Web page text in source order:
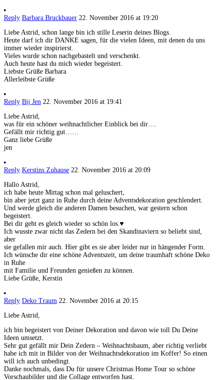
Reply Barbara Bruckbauer 22. November 2016 at 19:20
Liebe Astrid, schon lange bin ich stille Leserin deines Blogs.
Heute darf ich dir DANKE sagen, für die vielen Ideen, mit denen du uns
immer wieder inspirierst.
Vieles wurde schon nachgebastelt und verschenkt.
Auch heute hast du mich wieder begeistert.
Liebste Grüße Barbara
Allerleibste Grüße
Reply Bij Jen 22. November 2016 at 19:41
Liebe Astrid,
was für ein schöner weihnachtlicher Einblick bei dir….
Gefällt mir richtig gut……
Ganz liebe Grüße
jen
Reply Kerstins Zuhause 22. November 2016 at 20:09
Hallo Astrid,
ich habe heute Mittag schon mal geluschert,
bin aber jetzt ganz in Ruhe durch deine Adventsdekoration geschlendert.
Und werde gleich die anderen Damen besuchen, war gestern schon
begeistert.
Bei dir geht es gleich wieder so schön los.♥
Ich wusste zwar nicht das Zedern bei den Skandinaviern so beliebt sind,
aber
sie gefallen mir auch. Hier gibt es sie aber leider nur in hängender Form.
Ich wünsche dir eine schöne Adventszeit, um deine traumhaft schöne Deko
in Ruhe
mit Familie und Freunden genießen zu können.
Liebe Grüße, Kerstin
Reply Deko Traum 22. November 2016 at 20:15
Liebe Astrid,
ich bin begeistert von Deiner Dekoration und davon wie toll Du Deine
Ideen umsetzt.
Sehr gut gefällt mir Dein Zedern – Weihnachtsbaum, aber richtig verliebt
habe ich mit in Bilder von der Weihnachtsdekoration im Koffer! So einen
will ich auch unbedingt.
Danke nochmals, dass Du für unsere Christmas Home Tour so schöne
Vorschaubilder und die Collage entworfen hast.